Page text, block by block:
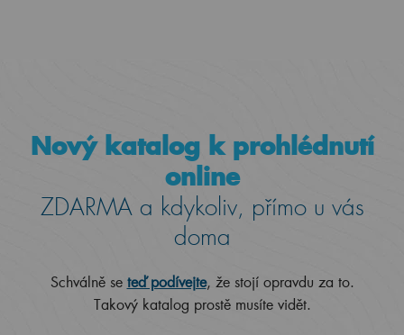
Nový katalog k prohlédnutí
online
ZDARMA a kdykoliv, přímo u vás
doma
Schválně se teď podívejte, že stojí opravdu za to.
Takový katalog prostě musíte vidět.